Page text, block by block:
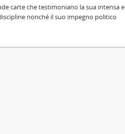
carte che testimoniano la sua intensa e
nonché il suo impegno politico